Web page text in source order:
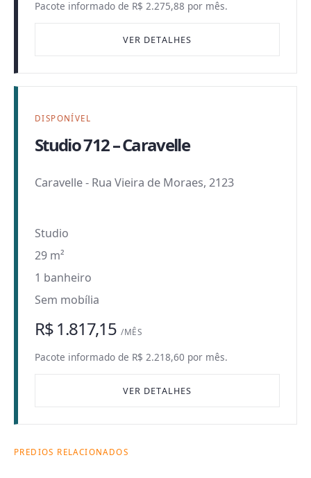
Pacote informado de R$ 2.275,88 por mês.
VER DETALHES
DISPONÍVEL
Studio 712 – Caravelle
Caravelle- Rua Vieira de Moraes, 2123
Studio
29 m²
1 banheiro
Sem mobília
R$ 1.817,15 /MÊS
Pacote informado de R$ 2.218,60 por mês.
VER DETALHES
PREDIOS RELACIONADOS